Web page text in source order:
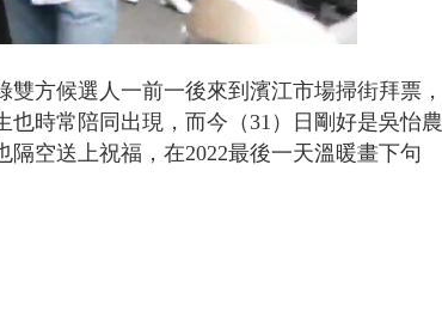
方候選人一前一後來到濱江市場掃街拜票，
時常陪同出現，而今（31）日剛好是吳怡農
空送上祝福，在2022最後一天溫暖畫下句